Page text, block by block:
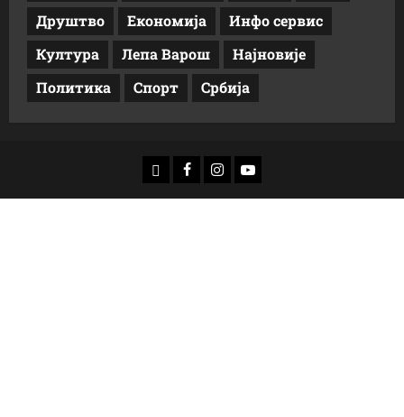
Друштво
Економија
Инфо сервис
Култура
Лепа Варош
Најновије
Политика
Спорт Србија
доwнлоад
Фацебоок
Инстаграм
Yоутубе